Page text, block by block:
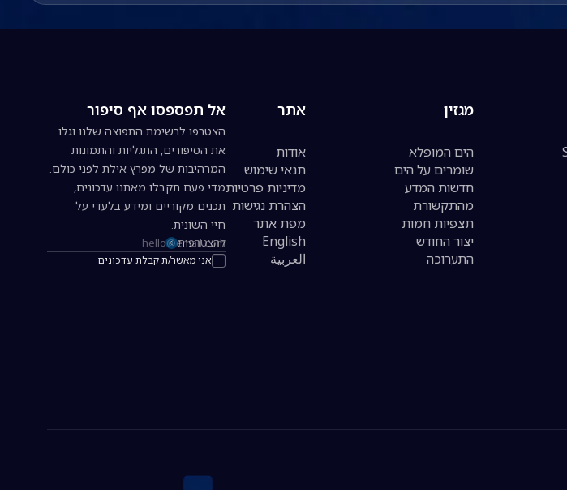
מגזין
הים המופלא
שומרים על הים
חדשות המדע
מהתקשורת
תצפיות חמות
יצור החודש
התערוכה
אתר
אודות
תנאי שימוש
מדיניות פרטיות
הצהרת נגישות
מפת אתר
English
العربية
אל תפספסו אף סיפור
הצטרפו לרשימת התפוצה שלנו וגלו
את הסיפורים, התגליות והתמונות
המרהיבות של מפרץ אילת לפני כולם.
מדי פעם תקבלו מאתנו עדכונים,
תכנים מקוריים ומידע בלעדי על
חיי השונית.
כתובת אימייל להרשמה לניוזלטר
אני מאשר/ת קבלת עדכונים
להצטרפות